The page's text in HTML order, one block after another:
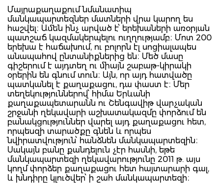
Մայրաքաղաքում նմանատիպ
մանկապարտեզներ մատների վրա կարող ես
հաշվել։ Ամեն ինչ արված է՝ երեխաների առօրյան
պատշաճ կազմակերպելու ուղղությամբ։ Մոտ 200
երեխա է հաճախում, ու բոլորն էլ սոցիալապես
անապահով ընտանիքներից են։ Մեծ մասը
գիշերում է այդտեղ ու միայն շաբաթ-կիրակի
օրերին են գնում տուն։ Այն, որ այդ հատվածը
պատկանել է քաղաքացու, դա փաստ է։ Մեր
տեղեկություններով՝ հիմա Երևանի
քաղաքապետարանն ու Շենգավիթ վարչական
շրջանի ղեկավարի աշխատակազմը փորձում են
բանակցություններ վարել այդ քաղաքացու հետ,
որպեսզի տարածքը գնեն և որպես
նվիրատվություն՝ հանձնեն մանկապարտեզին։
Սակայն բանը քանդելուն չէր հասնի, եթե
մանկապարտեզի ղեկավարությունը 2011 թ. այս
կողմ փորձեր քաղաքացու հետ հայտարարի գալ,
և խնդիրը կլուծվեր՝ ի շահ մանկապարտեզի։